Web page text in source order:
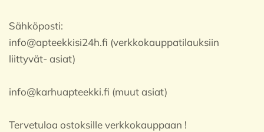
Sähköposti:
info@apteekkisi24h.fi (verkkokauppatilauksiin
liittyvät- asiat)
info@karhuapteekki.fi (muut asiat)
Tervetuloa ostoksille verkkokauppaan !